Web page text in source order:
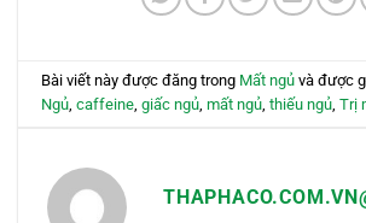
Bài viết này được đăng trong Mất ngủ và được
Ngủ,caffeine,giấc ngủ,mất ngủ,thiếu ngủ,Trị